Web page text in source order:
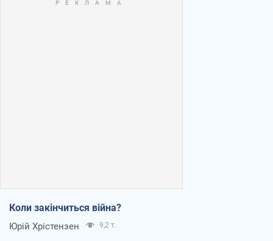
Коли закінчиться війна?
Юрій Хрістензен 9,2 т.